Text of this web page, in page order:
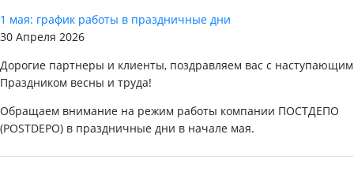
1 мая: график работы в праздничные дни
30 Апреля 2026
Дорогие партнеры и клиенты, поздравляем вас с наступающим
Праздником весны и труда!
Обращаем внимание на режим работы компании ПОСТДЕПО
(POSTDEPO) в праздничные дни в начале мая.